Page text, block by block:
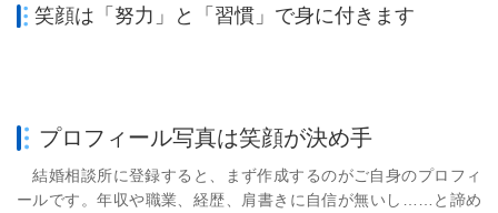
笑顔は「努力」と「習慣」で身に付きます
プロフィール写真は笑顔が決め手
結婚相談所に登録すると、まず作成するのがご自身のプロフィ
ールです。年収や職業、経歴、肩書きに自信が無いし……と諦め